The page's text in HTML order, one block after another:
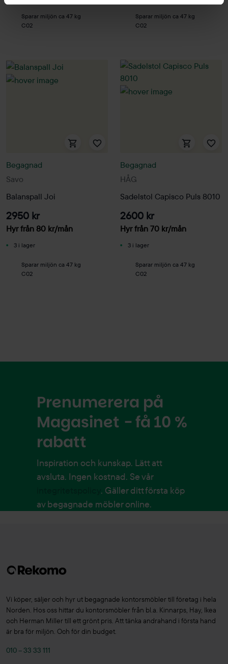
Sparar miljön ca 47 kg
C02
Sparar miljön ca 47 kg
C02
Savo
Begagnad
Balanspall Joi
2950 kr
Hyr från 80 kr/mån
3 i lager
Sparar miljön ca 47 kg
C02
HÅG
Begagnad
Sadelstol Capisco Puls 8010
2600 kr
Hyr från 70 kr/mån
3 i lager
Sparar miljön ca 47 kg
C02
Prenumerera på
Magasinet - få 10 %
rabatt
Inspiration och kunskap. Lätt att
avsluta. Ingen kostnad. Se vår
. Gäller ditt första köp
av begagnade möbler online.
Vi köper, säljer och hyr ut begagnade kontorsmöbler till företag i hela
Norden. Hos oss hittar du kontorsmöbler från bl.a. Kinnarps, Hay, Ikea
och Herman Miller till ett grönt pris. Att tänka andrahand i första hand
är bra för miljön. Och för din budget.
010 – 33 33 111